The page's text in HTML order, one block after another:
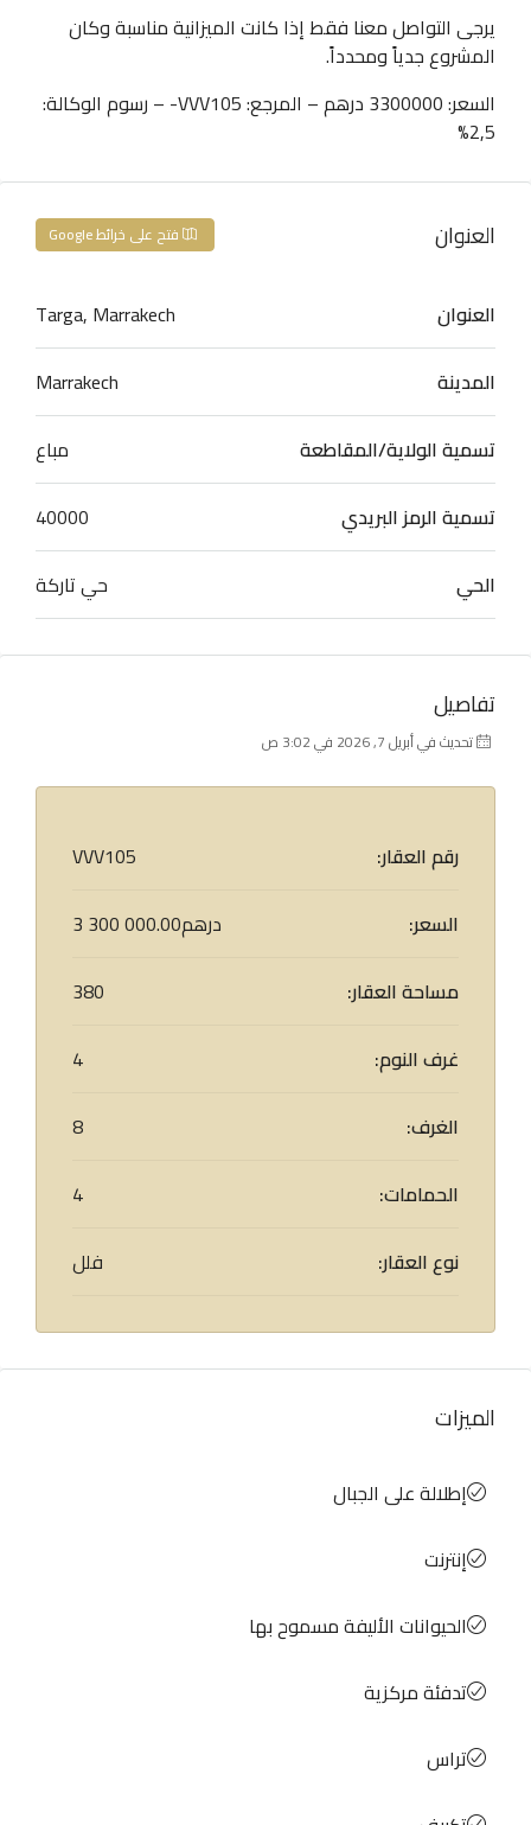
يرجى التواصل معنا فقط إذا كانت الميزانية مناسبة وكان
المشروع جدياً ومحدداً.
السعر: 3300000 درهم – المرجع: VVV105- – رسوم الوكالة:
2,5%
العنوان فتح على خرائط Google
العنوان
Targa, Marrakech
المدينة
Marrakech
تسمية الولاية/المقاطعة
مباع
تسمية الرمز البريدي
40000
الحي
حي تاركة
تفاصيل
تحديث في أبريل 7, 2026 في 3:02 ص
رقم العقار:
VVV105
السعر:
3 300 000.00درهم
مساحة العقار:
380
غرف النوم:
4
الغرف:
8
الحمامات:
4
نوع العقار:
فلل
الميزات
إطلالة على الجبال
إنترنت
الحيوانات الأليفة مسموح بها
تدفئة مركزية
تراس